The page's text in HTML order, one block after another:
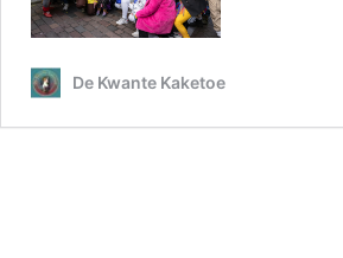
De Kwante Kaketoe